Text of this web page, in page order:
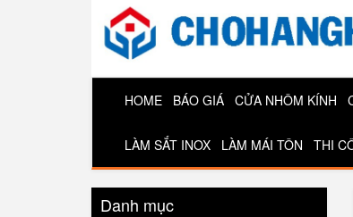
HOME BÁO GIÁ CỬA NHÔM KÍNH
LÀM SẮT INOX LÀM MÁI TÔN THI
Danh mục